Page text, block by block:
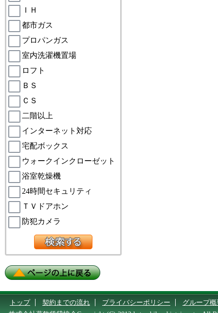
ＩＨ
都市ガス
プロパンガス
室内洗濯機置場
ロフト
ＢＳ
ＣＳ
二階以上
インターネット対応
宅配ボックス
ウォークインクローゼット
浴室乾燥機
24時間セキュリティ
ＴＶドアホン
防犯カメラ
トップ 契約までの流れ プライバシーポリシー
グループ概